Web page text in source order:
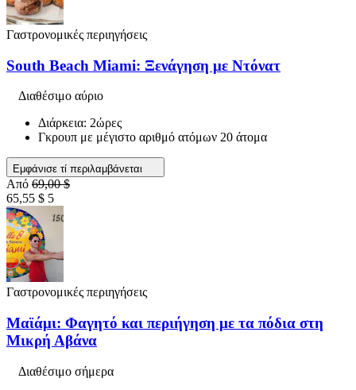
Γαστρονομικές περιηγήσεις
South Beach Miami: Ξενάγηση με Ντόνατ
Διαθέσιμο αύριο
Διάρκεια: 2ώρες
Γκρουπ με μέγιστο αριθμό ατόμων 20 άτομα
Εμφάνισε τί περιλαμβάνεται
Από 69,00 $
65,55 $ 5
Γαστρονομικές περιηγήσεις
Μαϊάμι: Φαγητό και περιήγηση με τα πόδια στη
Μικρή Αβάνα
Διαθέσιμο σήμερα